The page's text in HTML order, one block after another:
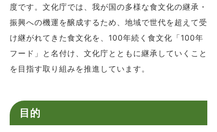
度です。文化庁では、我が国の多様な食文化の継承・
振興への機運を醸成するため、地域で世代を超えて受
け継がれてきた食文化を、100年続く食文化「100年
フード」と名付け、文化庁とともに継承していくこと
を目指す取り組みを推進しています。
目的